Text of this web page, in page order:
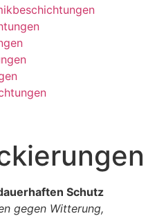
Schutz
gegen Witterung,